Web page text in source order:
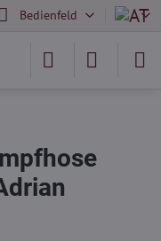
Bedienfeld